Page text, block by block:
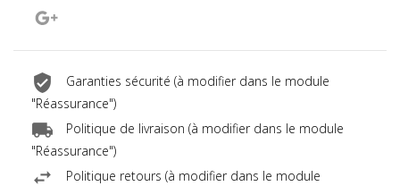
Garanties sécurité (à modifier dans le module
"Réassurance")
Politique de livraison (à modifier dans le module
"Réassurance")
Politique retours (à modifier dans le module